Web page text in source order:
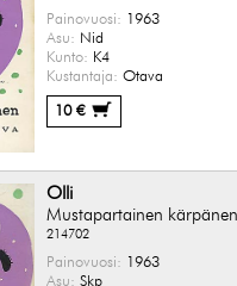
Painovuosi: 1963
Asu: Nid
Kunto: K4
Kustantaja: Otava
10 €
Olli
Mustapartainen kärpänen
214702
Painovuosi: 1963
Asu: Skp